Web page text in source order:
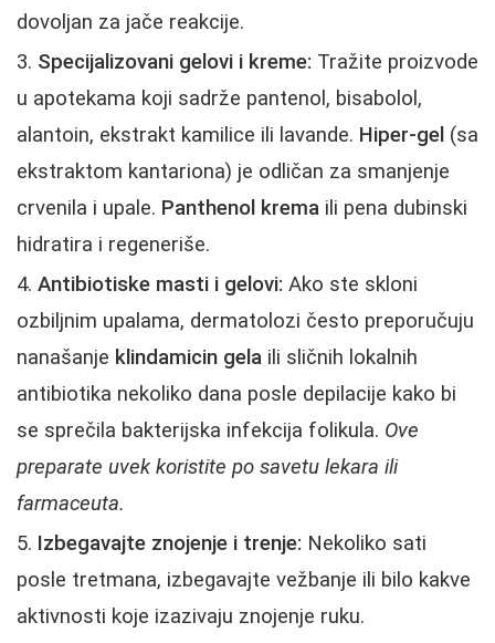
dovoljan za jače reakcije.
Specijalizovani gelovi i kreme: Tražite proizvode
u apotekama koji sadrže pantenol, bisabolol,
alantoin, ekstrakt kamilice ili lavande. Hiper-gel (sa
ekstraktom kantariona) je odličan za smanjenje
crvenila i upale. Panthenol krema ili pena dubinski
hidratira i regeneriše.
Antibiotiske masti i gelovi: Ako ste skloni
ozbiljnim upalama, dermatolozi često preporučuju
nanašanje klindamicin gela ili sličnih lokalnih
antibiotika nekoliko dana posle depilacije kako bi
se sprečila bakterijska infekcija folikula. Ove
preparate uvek koristite po savetu lekara ili
farmaceuta.
Izbegavajte znojenje i trenje: Nekoliko sati
posle tretmana, izbegavajte vežbanje ili bilo kakve
aktivnosti koje izazivaju znojenje ruku.